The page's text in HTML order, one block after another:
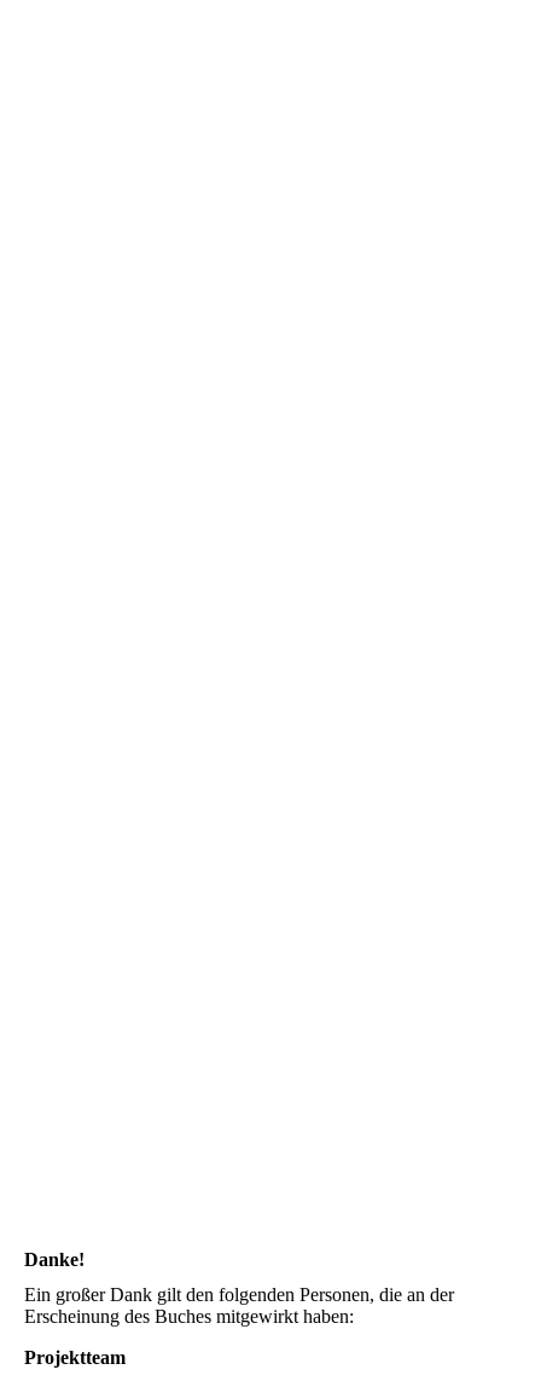
Danke!
Ein großer Dank gilt den folgenden Personen, die an der
Erscheinung des Buches mitgewirkt haben:
Projektteam